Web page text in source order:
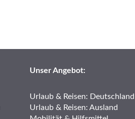
Unser Angebot:
Urlaub & Reisen: Deutschland
Urlaub & Reisen: Ausland